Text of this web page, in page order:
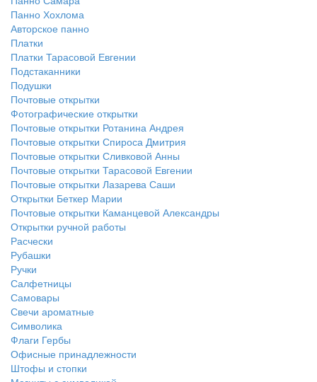
Панно Хохлома
Авторское панно
Платки
Платки Тарасовой Евгении
Подстаканники
Подушки
Почтовые открытки
Фотографические открытки
Почтовые открытки Ротанина Андрея
Почтовые открытки Спироса Дмитрия
Почтовые открытки Сливковой Анны
Почтовые открытки Тарасовой Евгении
Почтовые открытки Лазарева Саши
Открытки Беткер Марии
Почтовые открытки Каманцевой Александры
Открытки ручной работы
Расчески
Рубашки
Ручки
Салфетницы
Самовары
Свечи ароматные
Символика
Флаги Гербы
Офисные принадлежности
Штофы и стопки